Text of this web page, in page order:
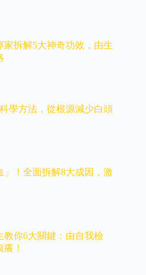
家拆解5大神奇功效，由生
學方法，從根源減少白頭
！全面拆解8大成因，激
你6大關鍵：由自我檢
！